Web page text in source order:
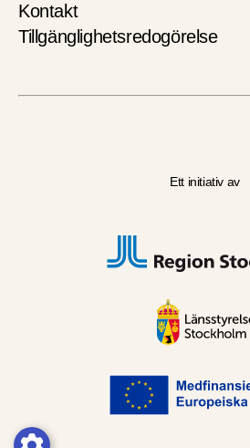
Kontakt
Tillgänglighetsredogörelse
Ett initiativ av